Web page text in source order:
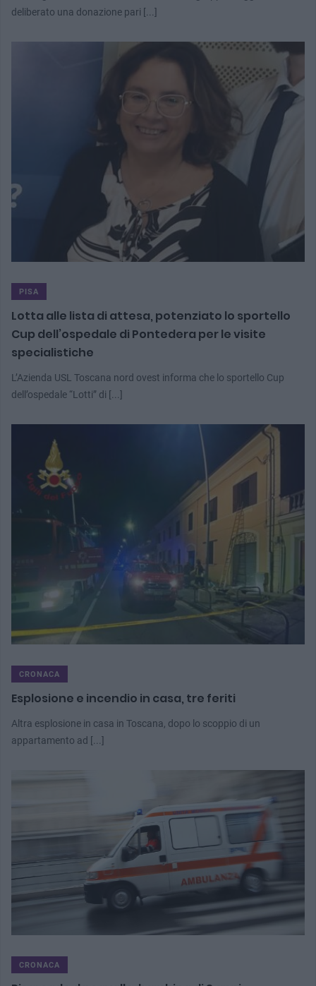
deliberato una donazione pari [...]
PISA
Lotta alle lista di attesa, potenziato lo sportello
Cup dell’ospedale di Pontedera per le visite
specialistiche
L’Azienda USL Toscana nord ovest informa che lo sportello Cup
dell’ospedale “Lotti” di [...]
CRONACA
Esplosione e incendio in casa, tre feriti
Altra esplosione in casa in Toscana, dopo lo scoppio di un
appartamento ad [...]
CRONACA